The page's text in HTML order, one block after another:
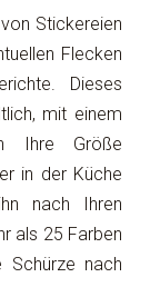
Stickereien
Flecken
Dieses
mit einem
Ihre Größe
in der Küche
nach Ihren
als 25 Farben
Schürze nach